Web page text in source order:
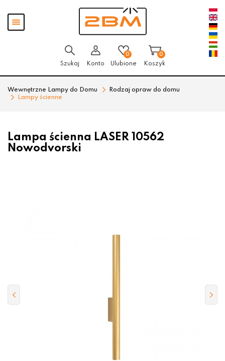
Pokaż
menu
Szukaj Konto
0
Ulubione
0
Koszyk
Wewnętrzne Lampy do Domu
Rodzaj opraw do domu
Lampy ścienne
Lampa ścienna LASER 10562
Nowodvorski